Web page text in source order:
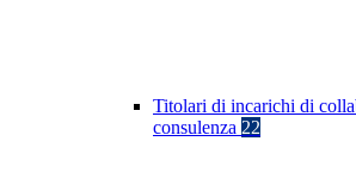
Titolari di incarichi di
consulenza 22